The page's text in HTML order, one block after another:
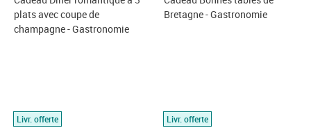
Livr. offerte
Livr. offerte